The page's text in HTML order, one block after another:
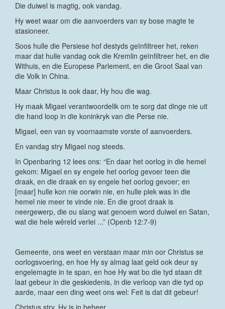
Die duiwel is magtig, ook vandag.
Hy weet waar om die aanvoerders van sy bose magte te
stasioneer.
Soos hulle die Persiese hof destyds geïnfiltreer het, reken
maar dat hulle vandag ook die Kremlin geïnfiltreer het, en die
Withuis, en die Europese Parlement, en die Groot Saal van
die Volk in China.
Maar Christus is ook daar, Hy hou die wag.
Hy maak Migael verantwoordelik om te sorg dat dinge nie uit
die hand loop in die koninkryk van die Perse nie.
Migael, een van sy voornaamste vorste of aanvoerders.
En vandag stry Migael nog steeds.
In Openbaring 12 lees ons: “En daar het oorlog in die hemel
gekom: Migael en sy engele het oorlog gevoer teen die
draak, en die draak en sy engele het oorlog gevoer; en
[maar] hulle kon nie oorwin nie, en hulle plek was in die
hemel nie meer te vinde nie. En die groot draak is
neergewerp, die ou slang wat genoem word duiwel en Satan,
wat die hele wêreld verlei ...” (Openb 12:7-9)
Gemeente, ons weet en verstaan maar min oor Christus se
oorlogsvoering, en hoe Hy sy almag laat geld ook deur sy
engelemagte in te span, en hoe Hy wat bo die tyd staan dit
laat gebeur in die geskiedenis, in die verloop van die tyd op
aarde, maar een ding weet ons wel: Feit is dat dit gebeur!
Christus stry, Hy is in beheer.